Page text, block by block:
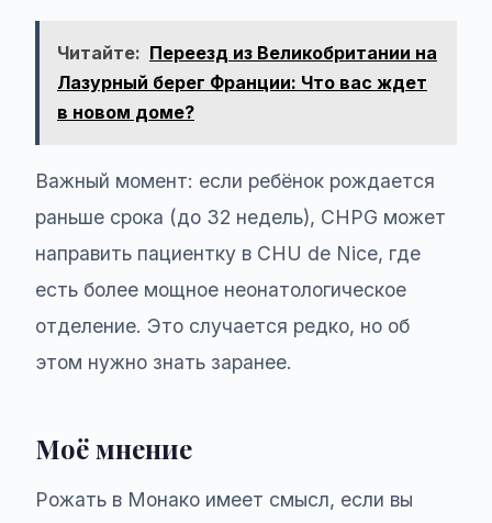
Читайте: Переезд из Великобритании на
Лазурный берег Франции: Что вас ждет
в новом доме?
Важный момент: если ребёнок рождается
раньше срока (до 32 недель), CHPG может
направить пациентку в CHU de Nice, где
есть более мощное неонатологическое
отделение. Это случается редко, но об
этом нужно знать заранее.
Моё мнение
Рожать в Монако имеет смысл, если вы